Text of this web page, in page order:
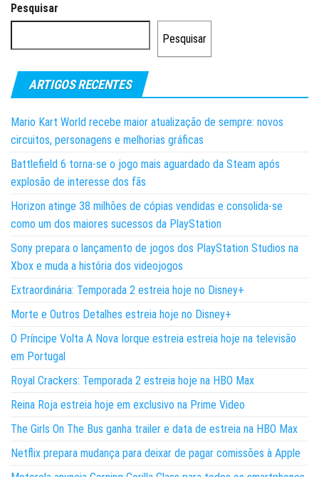
Pesquisar
Pesquisar
ARTIGOS RECENTES
Mario Kart World recebe maior atualização de sempre: novos
circuitos, personagens e melhorias gráficas
Battlefield 6 torna-se o jogo mais aguardado da Steam após
explosão de interesse dos fãs
Horizon atinge 38 milhões de cópias vendidas e consolida-se
como um dos maiores sucessos da PlayStation
Sony prepara o lançamento de jogos dos PlayStation Studios na
Xbox e muda a história dos videojogos
Extraordinária: Temporada 2 estreia hoje no Disney+
Morte e Outros Detalhes estreia hoje no Disney+
O Príncipe Volta A Nova Iorque estreia estreia hoje na televisão
em Portugal
Royal Crackers: Temporada 2 estreia hoje na HBO Max
Reina Roja estreia hoje em exclusivo na Prime Video
The Girls On The Bus ganha trailer e data de estreia na HBO Max
Netflix prepara mudança para deixar de pagar comissões à Apple